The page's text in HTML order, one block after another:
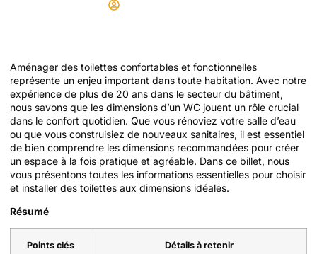
Aménager des toilettes confortables et fonctionnelles
représente un enjeu important dans toute habitation. Avec notre
expérience de plus de 20 ans dans le secteur du bâtiment,
nous savons que les dimensions d’un WC jouent un rôle crucial
dans le confort quotidien. Que vous rénoviez votre salle d’eau
ou que vous construisiez de nouveaux sanitaires, il est essentiel
de bien comprendre les dimensions recommandées pour créer
un espace à la fois pratique et agréable. Dans ce billet, nous
vous présentons toutes les informations essentielles pour choisir
et installer des toilettes aux dimensions idéales.
Résumé
Points clés Détails à retenir